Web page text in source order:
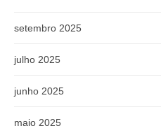
setembro 2025
julho 2025
junho 2025
maio 2025